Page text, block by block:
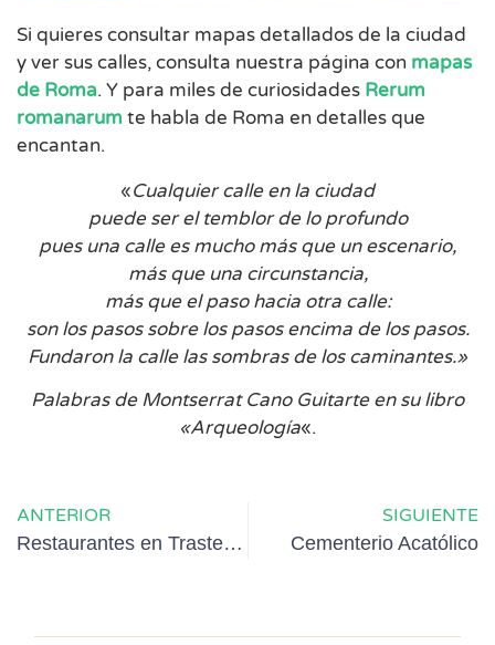
Si quieres consultar mapas detallados de la ciudad
y ver sus calles, consulta nuestra página con mapas
de Roma. Y para miles de curiosidades Rerum
romanarum te habla de Roma en detalles que
encantan.
«Cualquier calle en la ciudad
puede ser el temblor de lo profundo
pues una calle es mucho más que un escenario,
más que una circunstancia,
más que el paso hacia otra calle:
son los pasos sobre los pasos encima de los pasos.
Fundaron la calle las sombras de los caminantes.»
Palabras de Montserrat Cano Guitarte en su libro
«Arqueología«.
ANTERIOR
Restaurantes en Trastevere
SIGUIENTE
Cementerio Acatólico